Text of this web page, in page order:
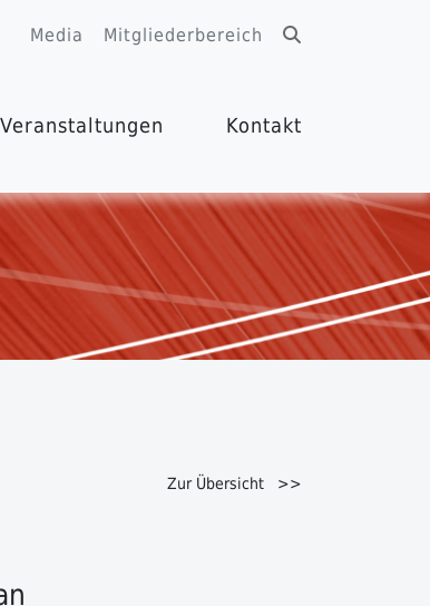
Media Mitgliederbereich
Veranstaltungen Kontakt
Zur Übersicht >>